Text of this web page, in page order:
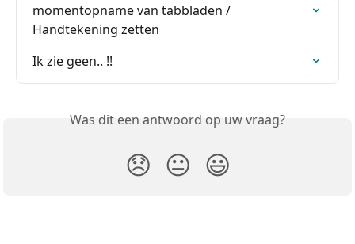
momentopname van tabbladen /
Handtekening zetten
Ik zie geen.. !!
Was dit een antwoord op uw vraag?
😞 😐 😃